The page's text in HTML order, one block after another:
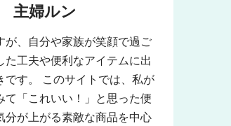
主婦ルン
が、自分や家族が笑顔で過ご
た工夫や便利なアイテムに出
です。 このサイトでは、私が
て「これいい！」と思った便
分が上がる素敵な商品を中心